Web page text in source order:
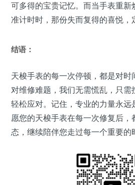
可多得的宝贵记忆。而当手表重新
准计时时，那份失而复得的喜悦，
结语：
天梭手表的每一次停顿，都是对
对维修难题，我们无需慌乱，只需
轻松应对。记住，专业的力量永远
愿您的天梭手表在每一次修复后，
态，继续陪伴您走过每一个重要的